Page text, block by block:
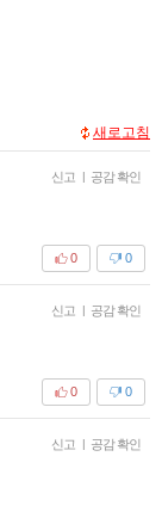
새로고침
신고 | 공감 확인
0
0
신고 | 공감 확인
0
0
신고 | 공감 확인